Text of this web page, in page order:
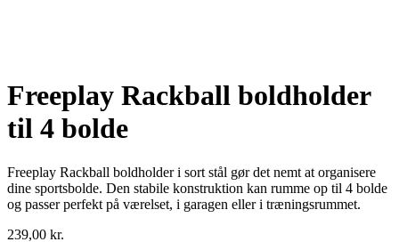
Freeplay Rackball boldholder
til 4 bolde
Freeplay Rackball boldholder i sort stål gør det nemt at organisere
dine sportsbolde. Den stabile konstruktion kan rumme op til 4 bolde
og passer perfekt på værelset, i garagen eller i træningsrummet.
239,00 kr.